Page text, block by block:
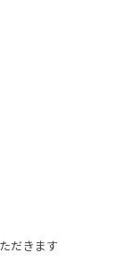
だきます